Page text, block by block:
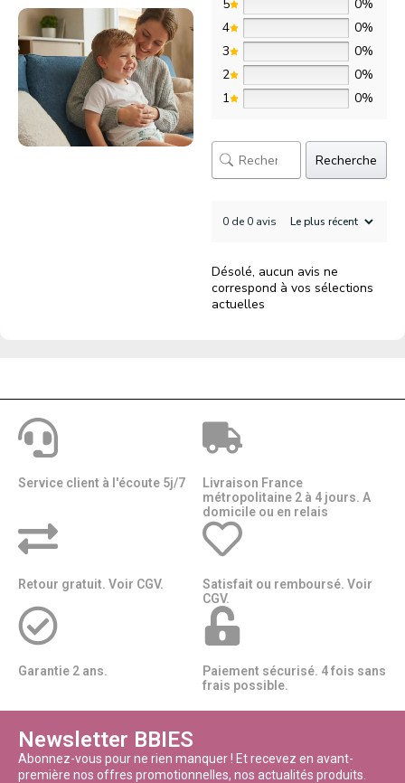
5
0%
4
0%
3
0%
2
0%
1
0%
Recherche
0 de 0 avis
Désolé, aucun avis ne
correspond à vos sélections
actuelles
Service client à l'écoute 5j/7
Livraison France
métropolitaine 2 à 4 jours. A
domicile ou en relais​​
Retour gratuit. Voir CGV.
Satisfait ou remboursé. Voir
CGV.
Garantie 2 ans.
Paiement sécurisé. 4 fois sans
frais possible.
Newsletter BBIES
Abonnez-vous pour ne rien manquer ! Et recevez en avant-
première nos offres promotionnelles, nos actualités produits.